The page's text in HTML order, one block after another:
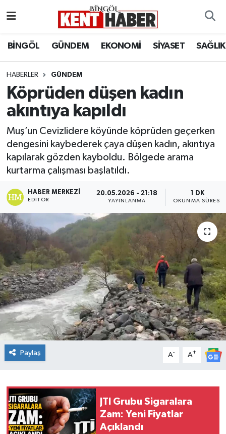
BİNGÖL GÜNDEM EKONOMİ SİYASET SAĞLIK
HABERLER GÜNDEM
Köprüden düşen kadın
akıntıya kapıldı
Muş’un Cevizlidere köyünde köprüden geçerken
dengesini kaybederek çaya düşen kadın, akıntıya
kapılarak gözden kayboldu. Bölgede arama
kurtarma çalışması başlatıldı.
HABER MERKEZI
EDITÖR
20.05.2026 - 21:18
YAYINLANMA
1 DK
OKUNMA SÜRESI
Paylaş A- A+
JTI Grubu Sigaralara
Zam: Yeni Fiyatlar
Açıklandı
BİLİM-TEKNOLOJİ
DÜNYA
EĞİTİM
EKONOMİ
GENÇ
GÜNDEM
KİĞI
MERKEZ
RESMİ İLANLAR
SAĞLIK
SPOR
YAYLADERE
Bingöl Hava Durumu
Bingöl Namaz Vakitleri
Bingöl Trafik Yoğunluk Haritası
Süper Lig Puan Durumu ve Fikstür
Tüm Manşetler
Son Dakika Haberleri
Haber Arşivi